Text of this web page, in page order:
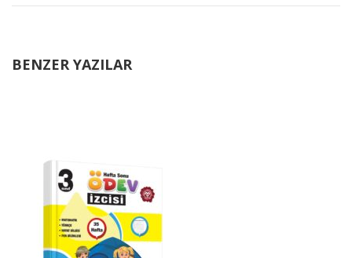
BENZER YAZILAR